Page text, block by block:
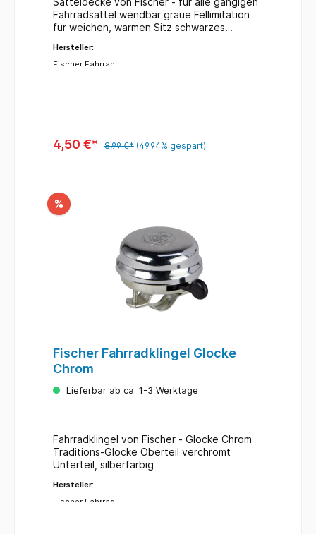
Fahrradsattel wendbar graue Fellimitation
für weichen, warmen Sitz schwarzes
wasserabweisend strapazierfähig mit
Polsterung Maße: B 26 x T 27 cm
Hersteller:
Fischer Fahrrad
4,50 €* 8,99 €* (49.94% gespart)
%
Fischer Fahrradklingel Glocke
Chrom
Lieferbar ab ca. 1-3 Werktage
Fahrradklingel von Fischer - Glocke Chrom
Traditions-Glocke Oberteil verchromt
Unterteil, silberfarbig
Hersteller:
Fischer Fahrrad